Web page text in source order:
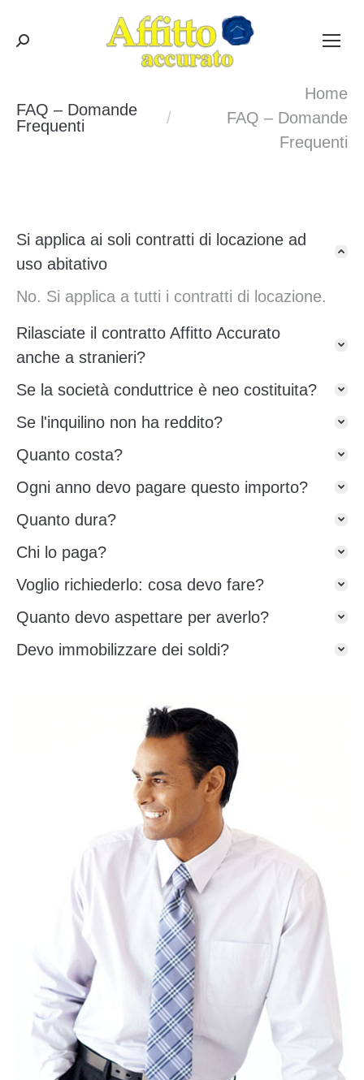
Cerca:
FAQ – Domande
Frequenti
Tu sei qui:
Home
FAQ – Domande
Frequenti
Si applica ai soli contratti di locazione ad
uso abitativo
No. Si applica a tutti i contratti di locazione.
Rilasciate il contratto Affitto Accurato
anche a stranieri?
Se la società conduttrice è neo costituita?
Se l'inquilino non ha reddito?
Quanto costa?
Ogni anno devo pagare questo importo?
Quanto dura?
Chi lo paga?
Voglio richiederlo: cosa devo fare?
Quanto devo aspettare per averlo?
Devo immobilizzare dei soldi?